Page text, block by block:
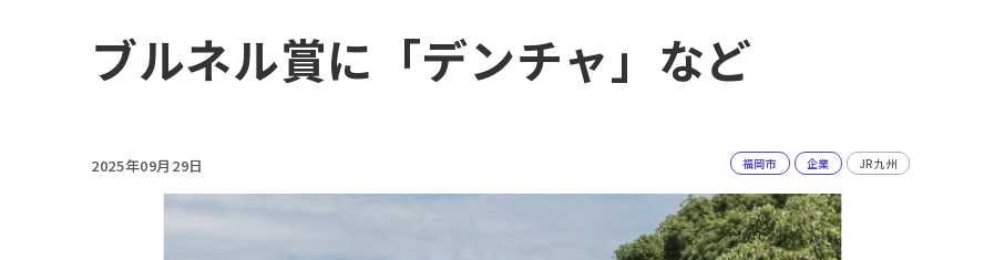
ブルネル賞に「デンチャ」など
2025年09月29日 福岡市 企業 JR九州